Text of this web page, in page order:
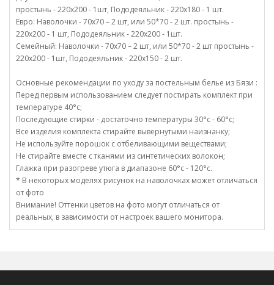
простынь - 220х200 - 1шт, Пододеяльник - 220х180 - 1 шт.
Евро: Наволочки - 70х70 – 2 шт, или 50*70 - 2 шт. простынь -
220х200 - 1 шт, Пододеяльник - 220х200 - 1шт.
Семейный: Наволочки - 70х70 – 2 шт, или 50*70 - 2 шт простынь -
220х200 - 1шт, Пододеяльник - 220х150 - 2 шт.
Основные рекомендации по уходу за постельным белье из Бязи :
Перед первым использованием следует постирать комплект при
температуре 40°c;
Последующие стирки - достаточно температуры 30°c - 60°c;
Все изделия комплекта стирайте вывернутыми наизнанку;
Не используйте порошок с отбеливающими веществами;
Не стирайте вместе с тканями из синтетических волокон;
Глажка при разогреве утюга в диапазоне 60°c - 120°c.
* В некоторых моделях рисунок на наволочках может отличаться
от фото
Внимание! Оттенки цветов на фото могут отличаться от
реальных, в зависимости от настроек вашего монитора.